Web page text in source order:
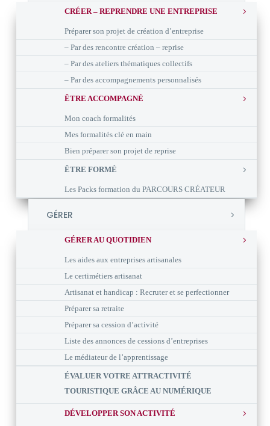
CRÉER – REPRENDRE UNE ENTREPRISE
Préparer son projet de création d’entreprise
– Par des rencontre création – reprise
– Par des ateliers thématiques collectifs
– Par des accompagnements personnalisés
ÊTRE ACCOMPAGNÉ
Mon coach formalités
Mes formalités clé en main
Bien préparer son projet de reprise
ÊTRE FORMÉ
Les Packs formation du PARCOURS CRÉATEUR
GÉRER
GÉRER AU QUOTIDIEN
Les aides aux entreprises artisanales
Le certimétiers artisanat
Artisanat et handicap : Recruter et se perfectionner
Préparer sa retraite
Préparer sa cession d’activité
Liste des annonces de cessions d’entreprises
Le médiateur de l’apprentissage
ÉVALUER VOTRE ATTRACTIVITÉ
TOURISTIQUE GRÂCE AU NUMÉRIQUE
DÉVELOPPER SON ACTIVITÉ